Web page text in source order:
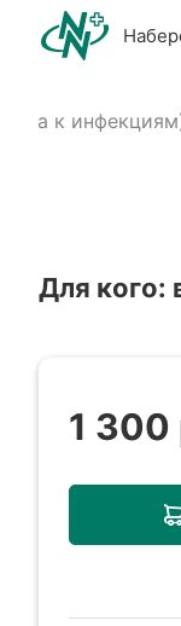
к
Для кого:
1 300